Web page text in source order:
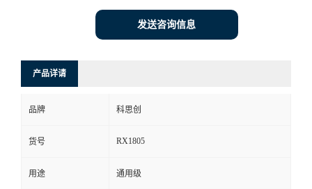
发送咨询信息
产品详请
品牌 科思创
货号 RX1805
用途 通用级